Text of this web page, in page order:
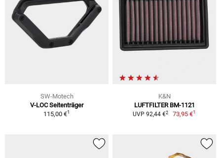
SW-Motech
V-LOC Seitenträger
115,00 €1
K&N
LUFTFILTER BM-1121
UVP 92,44 €2 73,95 €1